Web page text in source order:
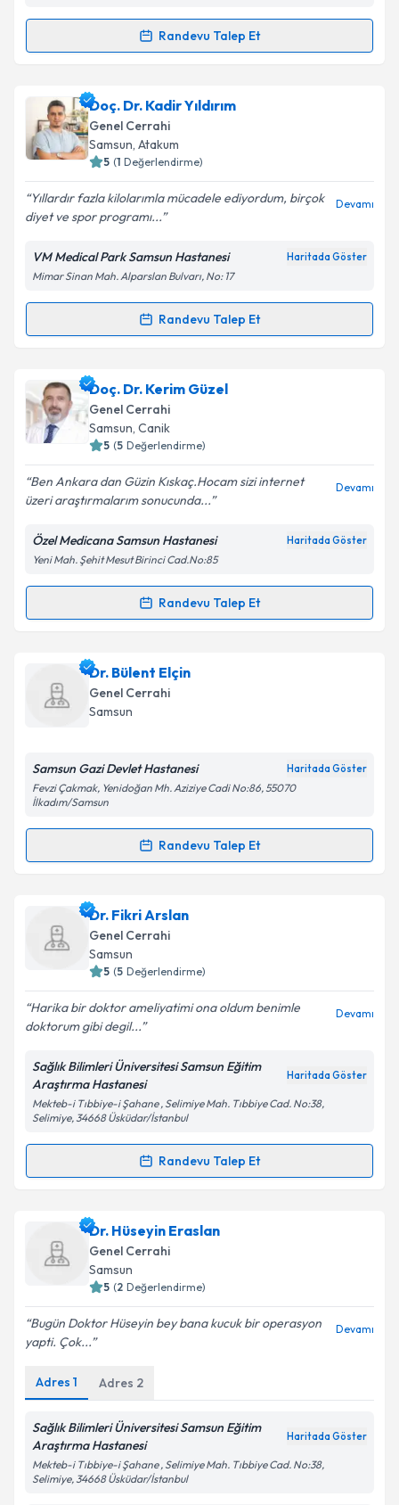
Kişisel verilerimin işlenmesine ilişkinAydınlatma
'ni okudum ve kişisel verilerimin belirtilen
kapsamda işlenmesini kabul ediyorum.
Takvim Talebini Gönder
Randevu Talep Et
Randevu Takvimi Talebi
Op. Dr. Ömer Faruk Bükiçin randevu takvimi talebi
oluşturun. Size bu uzmandan randevu almanız için bir
takvim hazırlandığında e-posta ile bilgilendireceğiz.
Kişisel verilerimin işlenmesine ilişkin
Aydınlatma
Metni'ni okudum ve kişisel verilerimin belirtilen
kapsamda işlenmesini kabul ediyorum.
Doç. Dr. Kadir Yıldırım
Genel Cerrahi
Samsun, Atakum
5 (1 Değerlendirme)
Yıllardır fazla kilolarımla mücadele ediyordum, birçok
diyet ve spor programı...
Devamı
VM Medical Park Samsun Hastanesi Haritada Göster
Mimar Sinan Mah. Alparslan Bulvarı, No: 17
Randevu Talep Et
Randevu Takvimi Talebi
Doç. Dr. Kadir Yıldırımiçin randevu takvimi talebi
oluşturun. Size bu uzmandan randevu almanız için bir
takvim hazırlandığında e-posta ile bilgilendireceğiz.
Kişisel verilerimin işlenmesine ilişkin
Aydınlatma
Metni'ni okudum ve kişisel verilerimin belirtilen
kapsamda işlenmesini kabul ediyorum.
Doç. Dr. Kerim Güzel
Genel Cerrahi
Samsun, Canik
5 (5 Değerlendirme)
Ben Ankara dan Güzin Kıskaç.Hocam sizi internet
üzeri araştırmalarım sonucunda...
Devamı
Özel Medicana Samsun Hastanesi Haritada Göster
Yeni Mah. Şehit Mesut Birinci Cad.No:85
Randevu Talep Et
Randevu Takvimi Talebi
Doç. Dr. Kerim Güzeliçin randevu takvimi talebi
oluşturun. Size bu uzmandan randevu almanız için bir
takvim hazırlandığında e-posta ile bilgilendireceğiz.
Kişisel verilerimin işlenmesine ilişkinAydınlatma
'ni okudum ve kişisel verilerimin belirtilen
kapsamda işlenmesini kabul ediyorum.
Takvim Talebini Gönder
Dr. Bülent Elçin
Genel Cerrahi
Samsun
Samsun Gazi Devlet Hastanesi Haritada Göster
Fevzi Çakmak, Yenidoğan Mh. Aziziye Cadi No:86, 55070
İlkadım/Samsun
Randevu Talep Et
Randevu Takvimi Talebi
Dr. Bülent Elçiniçin randevu takvimi talebi oluşturun.
Size bu uzmandan randevu almanız için bir takvim
hazırlandığında e-posta ile bilgilendireceğiz.
Kişisel verilerimin işlenmesine ilişkin
Aydınlatma
Metni'ni okudum ve kişisel verilerimin belirtilen
kapsamda işlenmesini kabul ediyorum.
Takvim Talebini Gönder
Dr. Fikri Arslan
Genel Cerrahi
Samsun
5 (5 Değerlendirme)
Harika bir doktor ameliyatimi ona oldum benimle
doktorum gibi degil...
Devamı
Sağlık Bilimleri Üniversitesi Samsun Eğitim
Araştırma Hastanesi
Haritada Göster
Mekteb-i Tıbbiye-i Şahane , Selimiye Mah. Tıbbiye Cad. No:38,
Selimiye, 34668 Üsküdar/İstanbul
Randevu Talep Et
Randevu Takvimi Talebi
Dr. Fikri Arslaniçin randevu takvimi talebi oluşturun.
Size bu uzmandan randevu almanız için bir takvim
hazırlandığında e-posta ile bilgilendireceğiz.
Kişisel verilerimin işlenmesine ilişkin
Metni'ni okudum ve kişisel verilerimin belirtilen
kapsamda işlenmesini kabul ediyorum.
Takvim Talebini Gönder
Dr. Hüseyin Eraslan
Genel Cerrahi
Samsun
5 (2 Değerlendirme)
Bugün Doktor Hüseyin bey bana kucuk bir operasyon
yapti. Çok...
Devamı
Adres 1 Adres 2
Sağlık Bilimleri Üniversitesi Samsun Eğitim
Araştırma Hastanesi
Haritada Göster
Mekteb-i Tıbbiye-i Şahane , Selimiye Mah. Tıbbiye Cad. No:38,
Selimiye, 34668 Üsküdar/İstanbul